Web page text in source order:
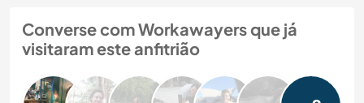
Converse com Workawayers que já
visitaram este anfitrião